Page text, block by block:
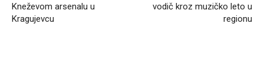
Kneževom arsenalu u
Kragujevcu
vodič kroz muzičko leto u
regionu